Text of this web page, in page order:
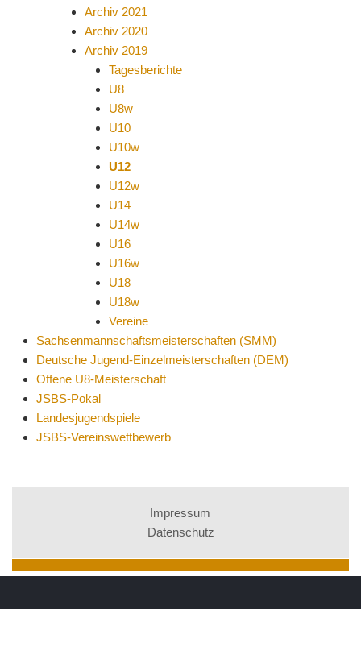
Archiv 2021
Archiv 2020
Archiv 2019
Tagesberichte
U8
U8w
U10
U10w
U12
U12w
U14
U14w
U16
U16w
U18
U18w
Vereine
Sachsenmannschaftsmeisterschaften (SMM)
Deutsche Jugend-Einzelmeisterschaften (DEM)
Offene U8-Meisterschaft
JSBS-Pokal
Landesjugendspiele
JSBS-Vereinswettbewerb
Impressum
Datenschutz